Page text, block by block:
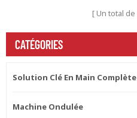
Un total de
CATÉGORIES
Solution Clé En Main Complète
Machine Ondulée